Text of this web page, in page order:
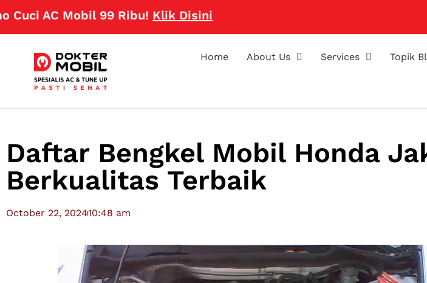
Mobil 99 Ribu!Klik Disini
Home About Us Services Topik
Daftar Bengkel Mobil Honda
Berkualitas Terbaik
October 22, 202410:48 am